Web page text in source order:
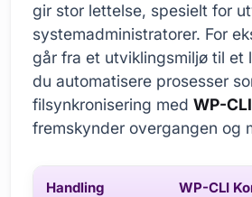
gir stor lettelse, spesielt for
systemadministratorer. For
går fra et utviklingsmiljø til et
du automatisere prosesser
filsynkronisering med WP-CLI
fremskynder overgangen og
Handling WP-CLI